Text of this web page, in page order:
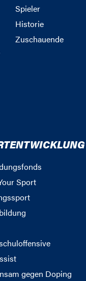
Spieler
Historie
Zuschauende
Sport
gegen Doping